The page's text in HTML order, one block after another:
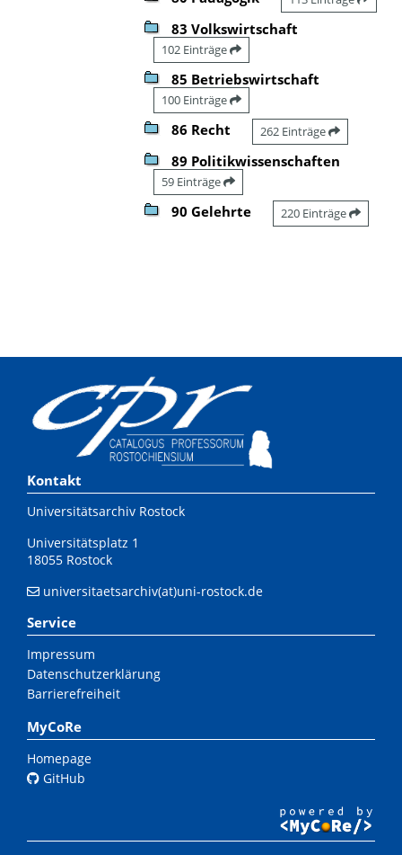
83 Volkswirtschaft
102 Einträge
85 Betriebswirtschaft
100 Einträge
86 Recht 262 Einträge
89 Politikwissenschaften
59 Einträge
90 Gelehrte 220 Einträge
Kontakt
Universitätsarchiv Rostock
Universitätsplatz 1
18055 Rostock
universitaetsarchiv(at)uni-rostock.de
Service
Impressum
Datenschutzerklärung
Barrierefreiheit
MyCoRe
Homepage
GitHub